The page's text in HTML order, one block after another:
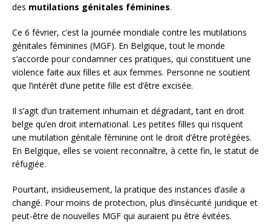
des mutilations génitales féminines.
Ce 6 février, c’est la journée mondiale contre les mutilations
génitales féminines (MGF). En Belgique, tout le monde
s’accorde pour condamner ces pratiques, qui constituent une
violence faite aux filles et aux femmes. Personne ne soutient
que l’intérêt d’une petite fille est d’être excisée.
Il s’agit d’un traitement inhumain et dégradant, tant en droit
belge qu’en droit international. Les petites filles qui risquent
une mutilation génitale féminine ont le droit d’être protégées.
En Belgique, elles se voient reconnaître, à cette fin, le statut de
réfugiée.
Pourtant, insidieusement, la pratique des instances d’asile a
changé. Pour moins de protection, plus d’insécurité juridique et
peut-être de nouvelles MGF qui auraient pu être évitées.